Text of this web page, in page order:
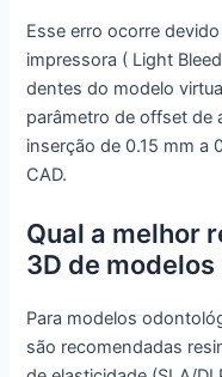
Esse erro ocorre
impressora ( Light
dentes do modelo
parâmetro de offset de
inserção de 0.15 mm a
CAD.
Qual a melhor
3D de
Para modelos
são recomendadas